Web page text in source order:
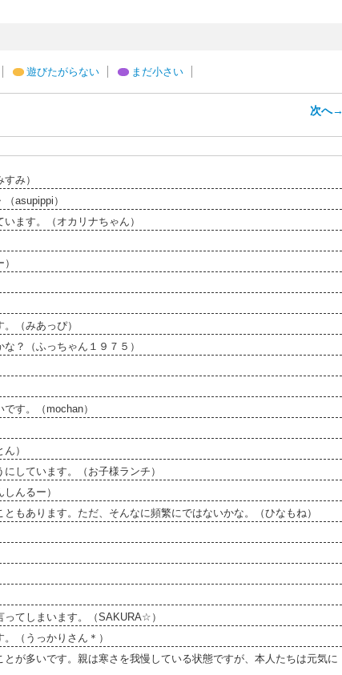
遊びたがらない まだ小さい
次へ→
み）
asupippi）
ます。（オカリナちゃん）
（みあっぴ）
？（ふっちゃん１９７５）
す。（mochan）
）
しています。（お子様ランチ）
んるー）
もあります。ただ、そんなに頻繁にではないかな。（ひなもね）
てしまいます。（SAKURA☆）
（うっかりさん＊）
が多いです。親は寒さを我慢している状態ですが、本人たちは元気に